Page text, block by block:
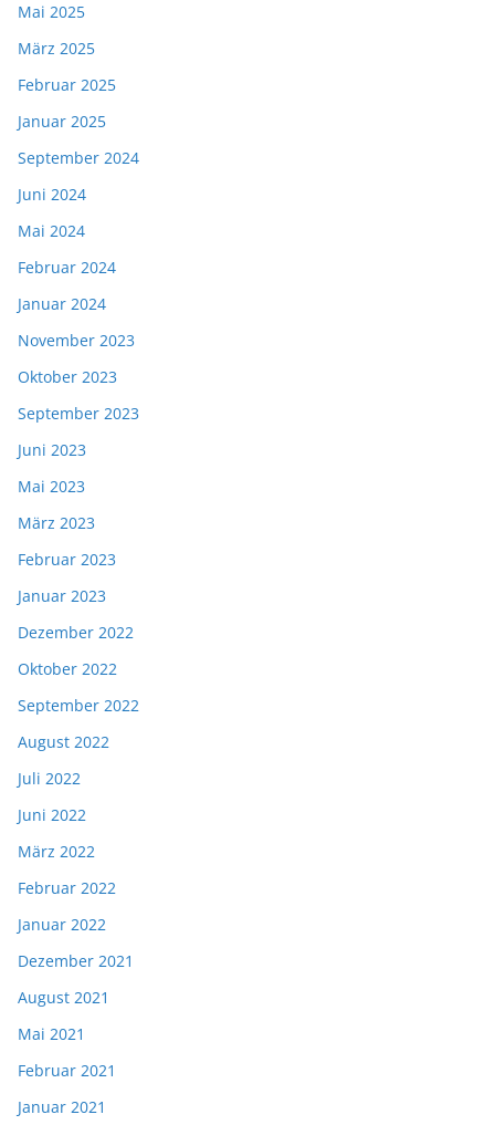
Mai 2025
März 2025
Februar 2025
Januar 2025
September 2024
Juni 2024
Mai 2024
Februar 2024
Januar 2024
November 2023
Oktober 2023
September 2023
Juni 2023
Mai 2023
März 2023
Februar 2023
Januar 2023
Dezember 2022
Oktober 2022
September 2022
August 2022
Juli 2022
Juni 2022
März 2022
Februar 2022
Januar 2022
Dezember 2021
August 2021
Mai 2021
Februar 2021
Januar 2021